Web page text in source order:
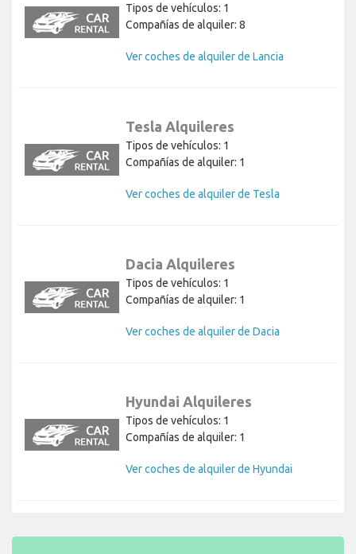
Tipos de vehículos: 1
Compañías de alquiler: 8
Ver coches de alquiler de Lancia
Tesla Alquileres
Tipos de vehículos: 1
Compañías de alquiler: 1
Ver coches de alquiler de Tesla
Dacia Alquileres
Tipos de vehículos: 1
Compañías de alquiler: 1
Ver coches de alquiler de Dacia
Hyundai Alquileres
Tipos de vehículos: 1
Compañías de alquiler: 1
Ver coches de alquiler de Hyundai